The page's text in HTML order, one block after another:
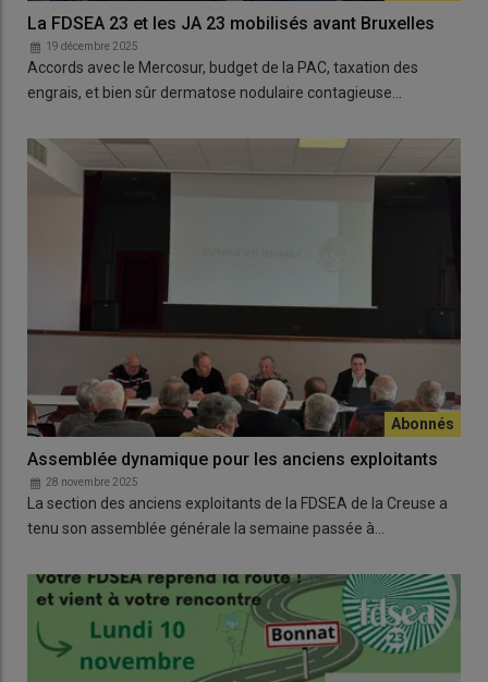
La FDSEA 23 et les JA 23 mobilisés avant Bruxelles
19 décembre 2025
Accords avec le Mercosur, budget de la PAC, taxation des
engrais, et bien sûr dermatose nodulaire contagieuse…
Assemblée dynamique pour les anciens exploitants
28 novembre 2025
La section des anciens exploitants de la FDSEA de la Creuse a
tenu son assemblée générale la semaine passée à…